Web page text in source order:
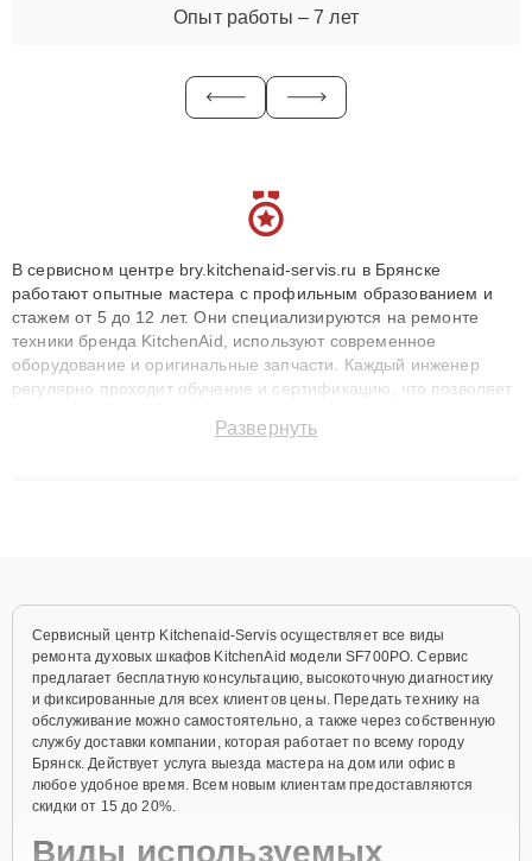
Опыт работы – 7 лет
В сервисном центре bry.kitchenaid-servis.ru в Брянске
работают опытные мастера с профильным образованием и
стажем от 5 до 12 лет. Они специализируются на ремонте
техники бренда KitchenAid, используют современное
оборудование и оригинальные запчасти. Каждый инженер
регулярно проходит обучение и сертификацию, что позволяет
технику с сохранением гарантии до 3 лет. Наши мастера
Развернуть
Сервисный центр Kitchenaid-Servis осуществляет все виды
ремонта духовых шкафов KitchenAid модели SF700PO. Сервис
предлагает бесплатную консультацию, высокоточную диагностику
и фиксированные для всех клиентов цены. Передать технику на
обслуживание можно самостоятельно, а также через собственную
службу доставки компании, которая работает по всему городу
Брянск. Действует услуга выезда мастера на дом или офис в
любое удобное время. Всем новым клиентам предоставляются
скидки от 15 до 20%.
Виды используемых